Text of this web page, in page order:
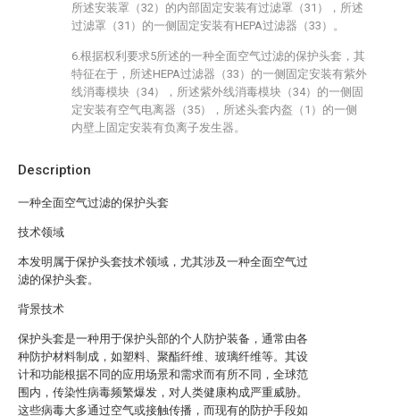
Description
一种全面空气过滤的保护头套
技术领域
本发明属于保护头套技术领域，尤其涉及一种全面空气过
滤的保护头套。
背景技术
保护头套是一种用于保护头部的个人防护装备，通常由各
种防护材料制成，如塑料、聚酯纤维、玻璃纤维等。其设
计和功能根据不同的应用场景和需求而有所不同，全球范
围内，传染性病毒频繁爆发，对人类健康构成严重威胁。
这些病毒大多通过空气或接触传播，而现有的防护手段如
所述安装罩（32）的内部固定安装有过滤罩（31），所述
过滤罩（31）的一侧固定安装有HEPA过滤器（33）。
6.根据权利要求5所述的一种全面空气过滤的保护头套，其
特征在于，所述HEPA过滤器（33）的一侧固定安装有紫外
线消毒模块（34），所述紫外线消毒模块（34）的一侧固
定安装有空气电离器（35），所述头套内盔（1）的一侧
内壁上固定安装有负离子发生器。